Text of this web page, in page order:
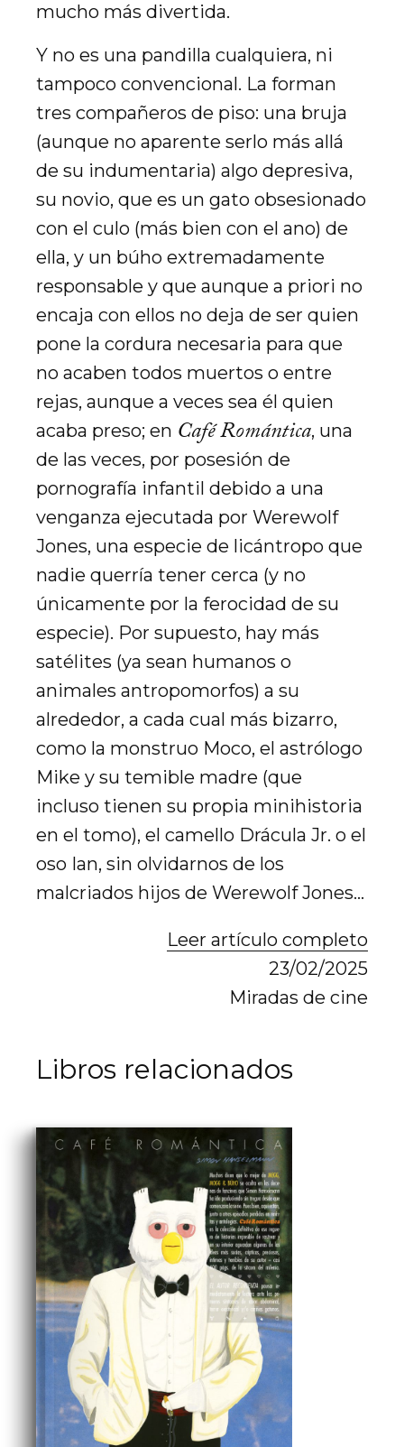
mucho más divertida.
Y no es una pandilla cualquiera, ni
tampoco convencional. La forman
tres compañeros de piso: una bruja
(aunque no aparente serlo más allá
de su indumentaria) algo depresiva,
su novio, que es un gato obsesionado
con el culo (más bien con el ano) de
ella, y un búho extremadamente
responsable y que aunque a priori no
encaja con ellos no deja de ser quien
pone la cordura necesaria para que
no acaben todos muertos o entre
rejas, aunque a veces sea él quien
acaba preso; en Café Romántica, una
de las veces, por posesión de
pornografía infantil debido a una
venganza ejecutada por Werewolf
Jones, una especie de licántropo que
nadie querría tener cerca (y no
únicamente por la ferocidad de su
especie). Por supuesto, hay más
satélites (ya sean humanos o
animales antropomorfos) a su
alrededor, a cada cual más bizarro,
como la monstruo Moco, el astrólogo
Mike y su temible madre (que
incluso tienen su propia minihistoria
en el tomo), el camello Drácula Jr. o el
oso Ian, sin olvidarnos de los
malcriados hijos de Werewolf Jones…
Leer artículo completo
23/02/2025
Miradas de cine
Libros relacionados